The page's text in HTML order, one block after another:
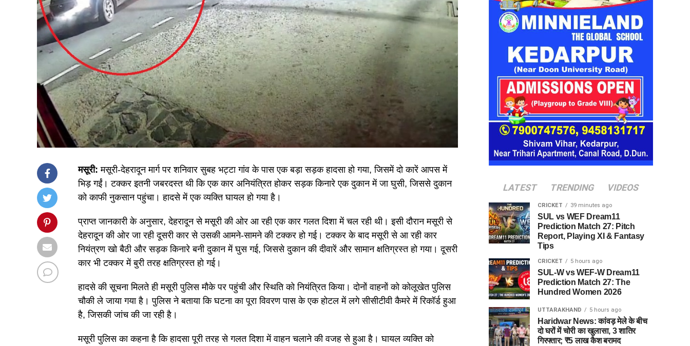
मसूरी:मसूरी-देहरादून मार्ग पर शनिवार सुबह भट्टा गांव के पास एक बड़ा सड़क हादसा हो गया, जिसमें दो कारें आपस में
भिड़ गईं। टक्कर इतनी जबरदस्त थी कि एक कार अनियंत्रित होकर सड़क किनारे एक दुकान में जा घुसी, जिससे दुकान
को काफी नुकसान पहुंचा। हादसे में एक व्यक्ति घायल हो गया है।
प्राप्त जानकारी के अनुसार, देहरादून से मसूरी की ओर आ रही एक कार गलत दिशा में चल रही थी। इसी दौरान मसूरी से
देहरादून की ओर जा रही दूसरी कार से उसकी आमने-सामने की टक्कर हो गई। टक्कर के बाद मसूरी से आ रही कार
नियंत्रण खो बैठी और सड़क किनारे बनी दुकान में घुस गई, जिससे दुकान की दीवारें और सामान क्षतिग्रस्त हो गया। दूसरी
कार भी टक्कर में बुरी तरह क्षतिग्रस्त हो गई।
हादसे की सूचना मिलते ही मसूरी पुलिस मौके पर पहुंची और स्थिति को नियंत्रित किया। दोनों वाहनों को कोलूखेत पुलिस
चौकी ले जाया गया है। पुलिस ने बताया कि घटना का पूरा विवरण पास के एक होटल में लगे सीसीटीवी कैमरे में रिकॉर्ड हुआ
है, जिसकी जांच की जा रही है।
मसूरी पुलिस का कहना है कि हादसा पूरी तरह से गलत दिशा में वाहन चलाने की वजह से हुआ है। घायल व्यक्ति को
LATEST TRENDING VIDEOS
CRICKET 39 minutes ago
SUL vs WEF Dream11
Prediction Match 27: Pitch
Report, Playing XI & Fantasy
Tips
CRICKET 5 hours ago
SUL-W vs WEF-W Dream11
Prediction Match 27: The
Hundred Women 2026
UTTARAKHAND 5 hours ago
Haridwar News: कांवड़ मेले के बीच
दो घरों में चोरी का खुलासा, 3 शातिर
गिरफ्तार; ₹5 लाख कैश बरामद